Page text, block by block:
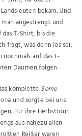
bekam. Und
angestrengt und
T-Shirt, bis die
fragt, was denn los sei.
auf das T-
Daumen folgen.
komplette Some
und sorgte bei uns
Für ihre Herbsttour
aus nahezu allen